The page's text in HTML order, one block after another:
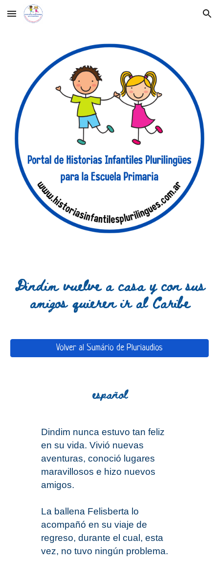
Skip to main content Skip to navigation
Dindim vuelve a casa y con sus
amigos quieren ir al Caribe
Volver al Sumário de Pluriaudios
español
Dindim nunca estuvo tan feliz
en su vida. Vivió nuevas
aventuras, conoció lugares
maravillosos e hizo nuevos
amigos.
La ballena Felisberta lo
acompañó en su viaje de
regreso, durante el cual, esta
vez, no tuvo ningún problema.